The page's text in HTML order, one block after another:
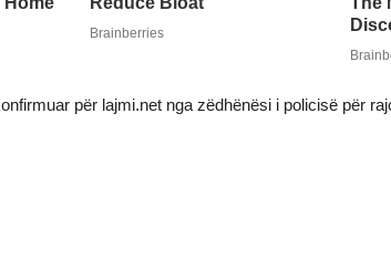
për lajmi.net nga zëdhënësi i policisë për